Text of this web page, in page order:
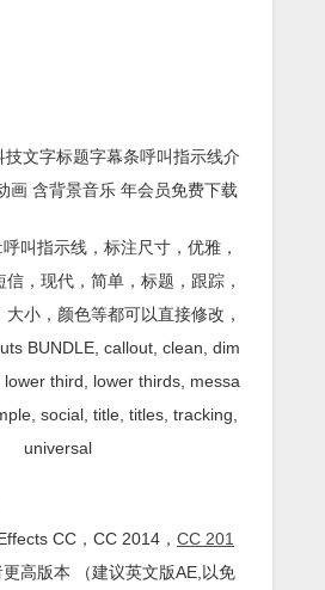
文字标题字幕条呼叫指示线介
画 含背景音乐 年会员免费下载
叫指示线，标注尺寸，优雅，
，现代，简单，标题，跟踪，
小，颜色等都可以直接修改，
BUNDLE, callout, clean, dim
third, lower thirds, messa
social, title, titles, tracking,
universal
CC ，CC 2014， CC 201
更高版本 （建议英文版AE,以免